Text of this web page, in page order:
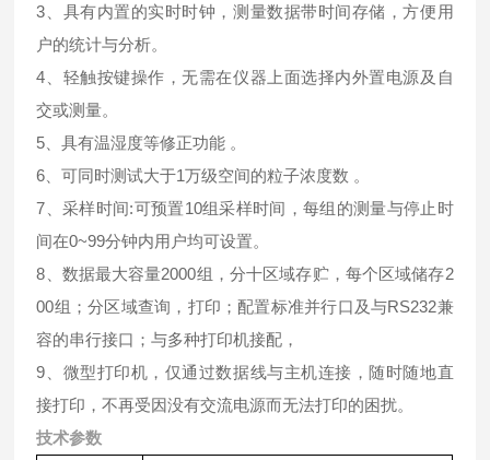
3、具有内置的实时时钟，测量数据带时间存储，方便用
户的统计与分析。
4、轻触按键操作，无需在仪器上面选择内外置电源及自
交或测量。
5、具有温湿度等修正功能 。
6、可同时测试大于1万级空间的粒子浓度数 。
7、采样时间:可预置10组采样时间，每组的测量与停止时
间在0~99分钟内用户均可设置。
8、数据最大容量2000组，分十区域存贮，每个区域储存2
00组；分区域查询，打印；配置标准并行口及与RS232兼
容的串行接口；与多种打印机接配，
9、微型打印机，仅通过数据线与主机连接，随时随地直
接打印，不再受因没有交流电源而无法打印的困扰。
技术参数